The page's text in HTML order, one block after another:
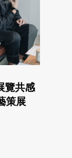
覽共感
策展